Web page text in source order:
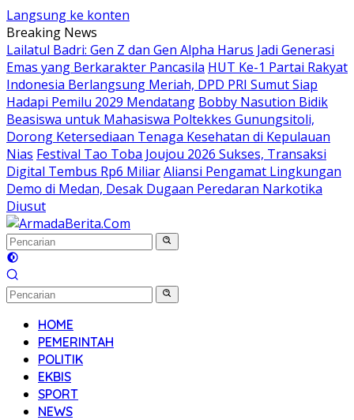
Langsung ke konten
Breaking News
Lailatul Badri: Gen Z dan Gen Alpha Harus Jadi Generasi
Emas yang Berkarakter Pancasila HUT Ke-1 Partai Rakyat
Indonesia Berlangsung Meriah, DPD PRI Sumut Siap
Hadapi Pemilu 2029 Mendatang Bobby Nasution Bidik
Beasiswa untuk Mahasiswa Poltekkes Gunungsitoli,
Dorong Ketersediaan Tenaga Kesehatan di Kepulauan
Nias Festival Tao Toba Joujou 2026 Sukses, Transaksi
Digital Tembus Rp6 MiliarAliansi Pengamat Lingkungan
Demo di Medan, Desak Dugaan Peredaran Narkotika
Diusut
HOME
PEMERINTAH
POLITIK
EKBIS
SPORT
NEWS